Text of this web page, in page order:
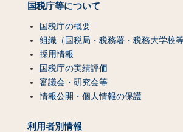
国税庁等について
国税庁の概要
組織（国税局・税務署・税務大学校等
採用情報
国税庁の実績評価
審議会・研究会等
情報公開・個人情報の保護
利用者別情報